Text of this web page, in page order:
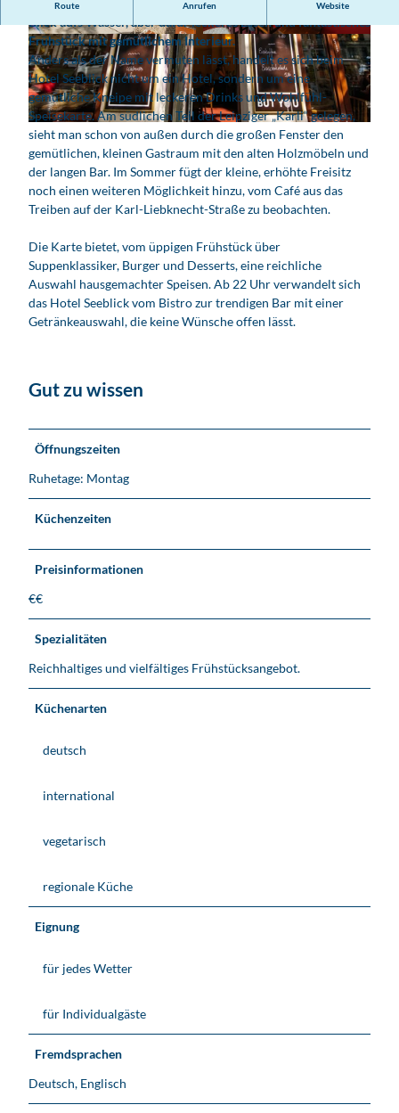
© www.pkfotografie.com, Philipp Kirschner | KI-optimiert | CC-BY
© www.pkfotografie.com, Philipp Kirschner |
CC-BY
© www.pkfotografie.com, Philipp Kirschner |
CC-BY
Route Anrufen Website
Im Hotel Seeblick gibt es zwar weder Gästezimmer, noch
Blick aufs Wasser, aber dafür leckeres Essen und fantastisches
Frühstück mit gemütlichem Interieur.
Anders als der Name vermuten lässt, handelt es sich beim
Hotel Seeblick nicht um ein Hotel, sondern um eine
gemütliche Kneipe mit leckeren Drinks und Wohlfühl-
Speisekarte. Am südlichen Teil der Leipziger „Karli“ gelegen,
sieht man schon von außen durch die großen Fenster den
gemütlichen, kleinen Gastraum mit den alten Holzmöbeln und
der langen Bar. Im Sommer fügt der kleine, erhöhte Freisitz
noch einen weiteren Möglichkeit hinzu, vom Café aus das
Treiben auf der Karl-Liebknecht-Straße zu beobachten.
Die Karte bietet, vom üppigen Frühstück über
Suppenklassiker, Burger und Desserts, eine reichliche
Auswahl hausgemachter Speisen. Ab 22 Uhr verwandelt sich
das Hotel Seeblick vom Bistro zur trendigen Bar mit einer
Getränkeauswahl, die keine Wünsche offen lässt.
Gut zu wissen
Öffnungszeiten
Ruhetage: Montag
Küchenzeiten
Preisinformationen
€€
Spezialitäten
Reichhaltiges und vielfältiges Frühstücksangebot.
Küchenarten
deutsch
international
vegetarisch
regionale Küche
Eignung
für jedes Wetter
für Individualgäste
Fremdsprachen
Deutsch, Englisch